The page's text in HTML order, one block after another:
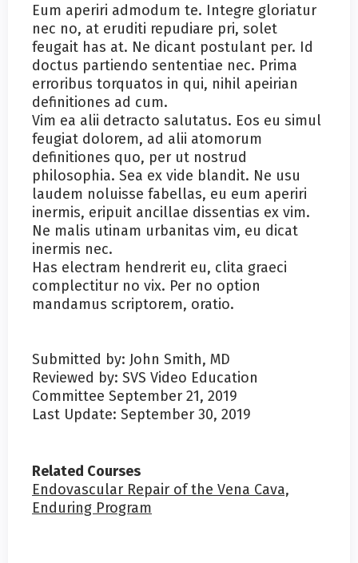
Eum aperiri admodum te. Integre gloriatur
nec no, at eruditi repudiare pri, solet
feugait has at. Ne dicant postulant per. Id
doctus partiendo sententiae nec. Prima
erroribus torquatos in qui, nihil apeirian
definitiones ad cum.
Vim ea alii detracto salutatus. Eos eu simul
feugiat dolorem, ad alii atomorum
definitiones quo, per ut nostrud
philosophia. Sea ex vide blandit. Ne usu
laudem noluisse fabellas, eu eum aperiri
inermis, eripuit ancillae dissentias ex vim.
Ne malis utinam urbanitas vim, eu dicat
inermis nec.
Has electram hendrerit eu, clita graeci
complectitur no vix. Per no option
mandamus scriptorem, oratio.
Submitted by: John Smith, MD
Reviewed by: SVS Video Education
Committee September 21, 2019
Last Update: September 30, 2019
Related Courses
Endovascular Repair of the Vena Cava,
Enduring Program